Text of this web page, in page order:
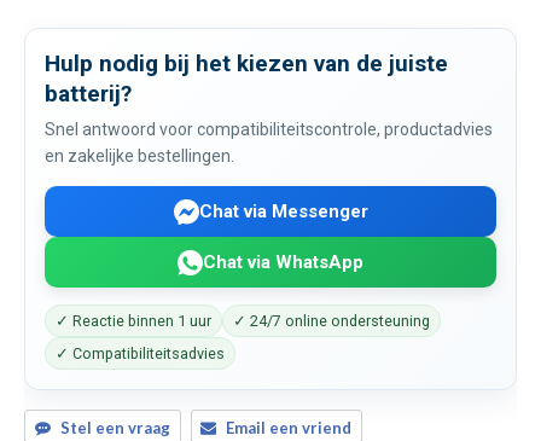
Hulp nodig bij het kiezen van de juiste
batterij?
Snel antwoord voor compatibiliteitscontrole, productadvies
en zakelijke bestellingen.
Chat via Messenger
Chat via WhatsApp
✓ Reactie binnen 1 uur
✓ 24/7 online ondersteuning
✓ Compatibiliteitsadvies
Stel een vraag Email een vriend